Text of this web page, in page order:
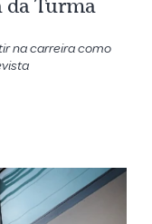
Turma
na carreira como